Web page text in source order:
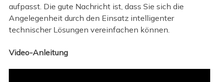
aufpasst. Die gute Nachricht ist, dass Sie sich die
Angelegenheit durch den Einsatz intelligenter
technischer Lösungen vereinfachen können.
Video-Anleitung